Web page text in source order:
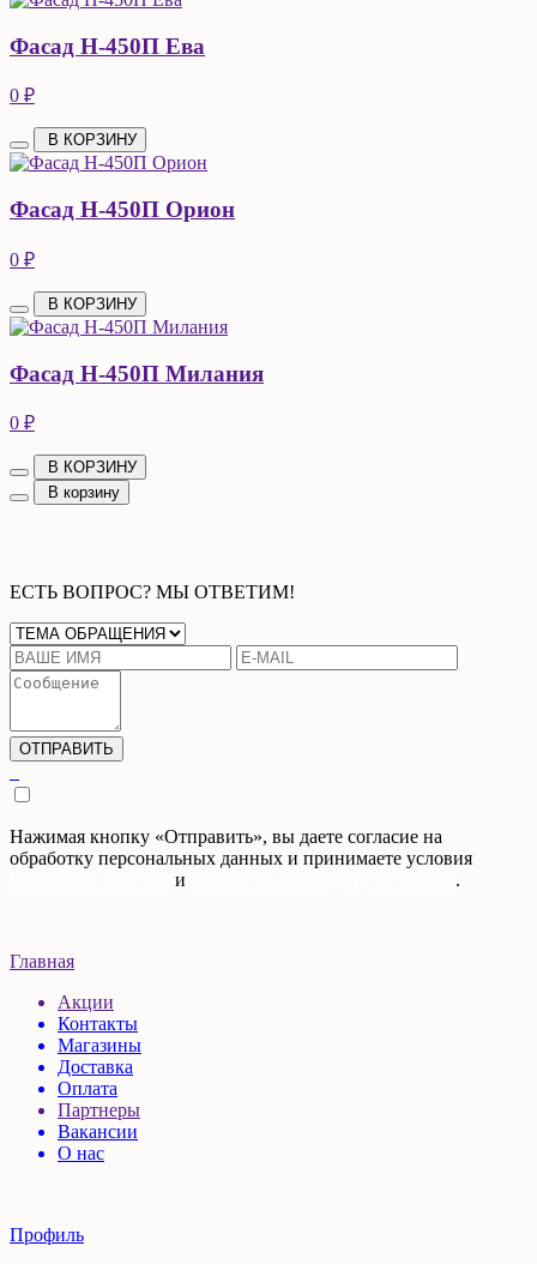
Фасад Н-450П Ева
0 ₽
В КОРЗИНУ
Фасад Н-450П Орион
0 ₽
В КОРЗИНУ
Фасад Н-450П Милания
0 ₽
В КОРЗИНУ
В корзину
ЕСТЬ ВОПРОС? МЫ ОТВЕТИМ!
Нажимая кнопку «Отправить», вы даете согласие на
обработку персональных данных и принимаете условия
и .
Главная
Акции
Контакты
Магазины
Доставка
Оплата
Партнеры
Вакансии
О нас
Профиль